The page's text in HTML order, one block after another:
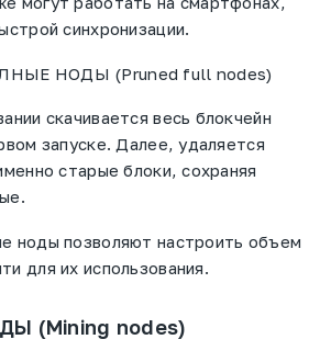
синхронизации.
НОДЫ (Pruned full nodes)
скачивается весь блокчейн
запуске. Далее, удаляется
старые блоки, сохраняя
ноды позволяют настроить объем
для их использования.
(Mining nodes)